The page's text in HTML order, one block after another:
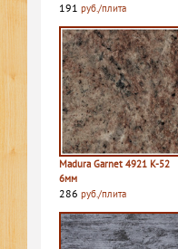
191 руб./плита
Madura Garnet 4921 K-52
6мм
286 руб./плита